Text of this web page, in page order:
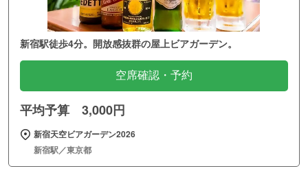
新宿駅徒歩4分。開放感抜群の屋上ビアガーデン。
空席確認・予約
平均予算 3,000円
新宿天空ビアガーデン2026
新宿駅／東京都